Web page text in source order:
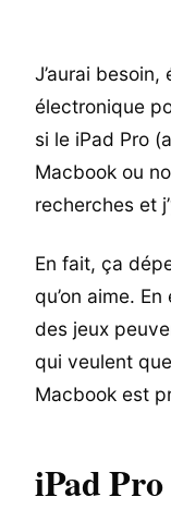
J’aurai besoin,
électronique
si le iPad Pro
Macbook ou
recherches et
En fait, ça
qu’on aime.
des jeux
qui veulent
Macbook est
iPad Pro